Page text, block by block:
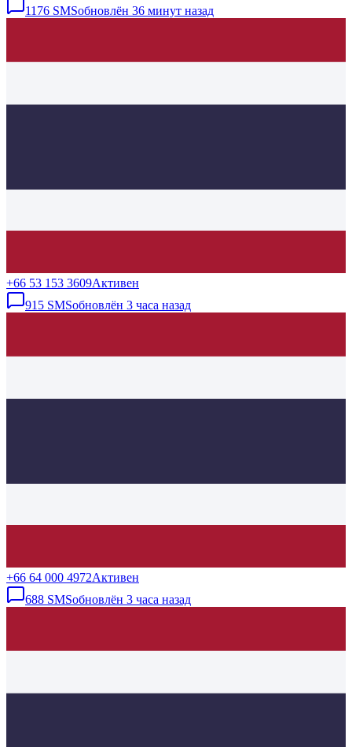
1176 SMSобновлён 36 минут назад
+66 53 153 3609Активен
915 SMSобновлён 3 часа назад
+66 64 000 4972Активен
688 SMSобновлён 3 часа назад